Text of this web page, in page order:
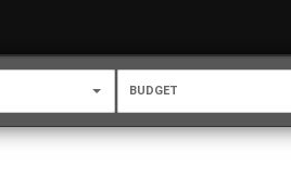
BUDGET